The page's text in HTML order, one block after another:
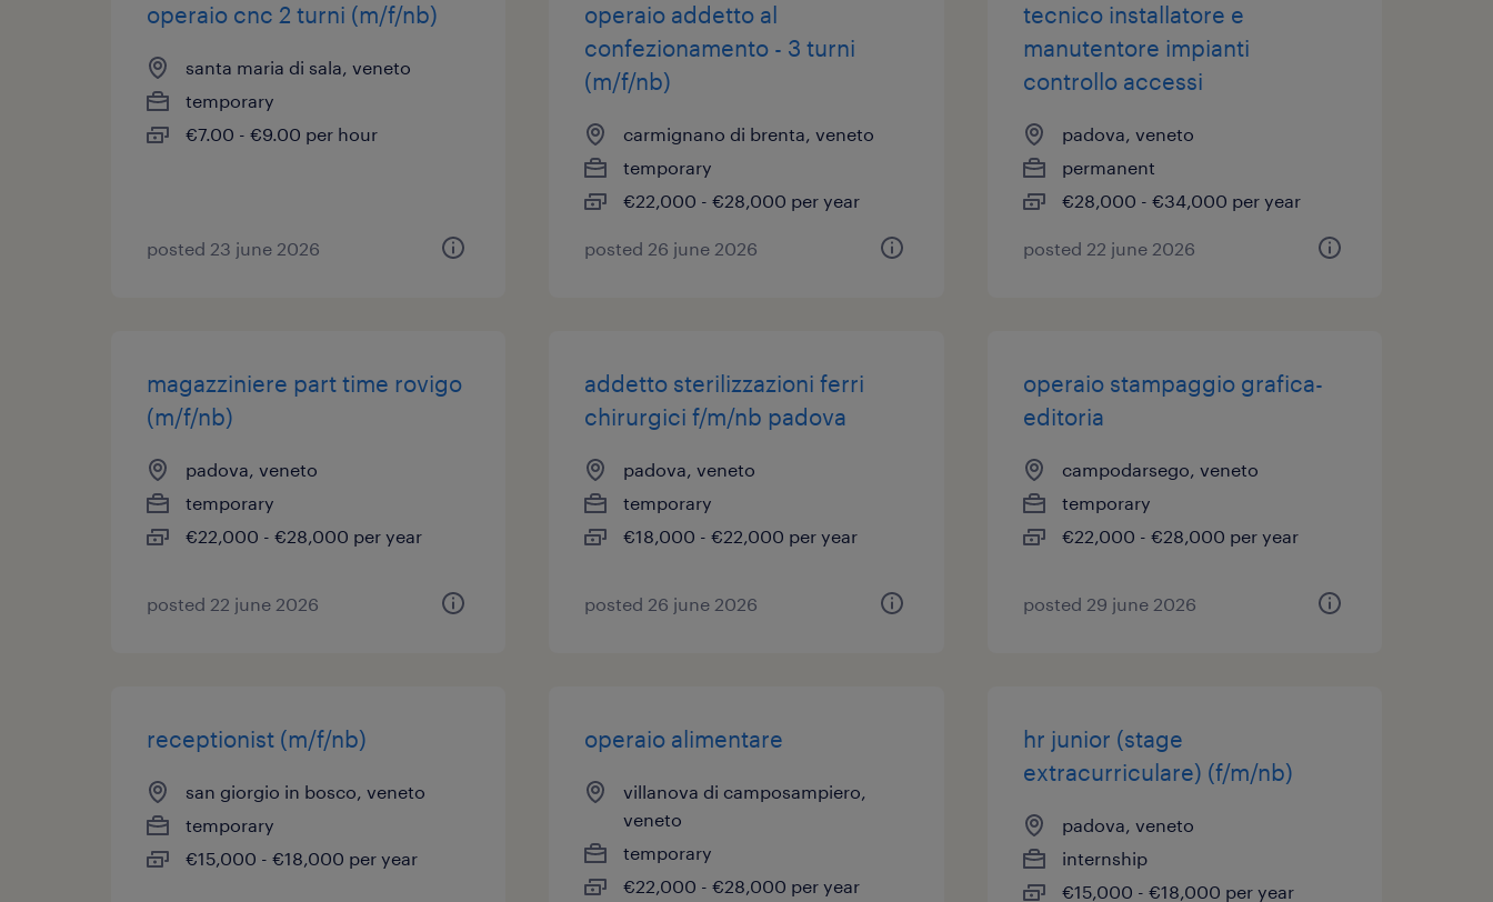
operaio cnc 2 turni (m/f/nb)
santa maria di sala, veneto
temporary
€7.00 - €9.00 per hour
posted 23 june 2026
operaio addetto al
confezionamento - 3 turni
(m/f/nb)
carmignano di brenta, veneto
temporary
€22,000 - €28,000 per year
posted 26 june 2026
tecnico installatore e
manutentore impianti
controllo accessi
padova, veneto
permanent
€28,000 - €34,000 per year
posted 22 june 2026
magazziniere part time rovigo
(m/f/nb)
padova, veneto
temporary
€22,000 - €28,000 per year
posted 22 june 2026
addetto sterilizzazioni ferri
chirurgici f/m/nb padova
padova, veneto
temporary
€18,000 - €22,000 per year
posted 26 june 2026
operaio stampaggio grafica-
editoria
campodarsego, veneto
temporary
€22,000 - €28,000 per year
posted 29 june 2026
receptionist (m/f/nb)
san giorgio in bosco, veneto
temporary
€15,000 - €18,000 per year
operaio alimentare
villanova di camposampiero,
veneto
temporary
€22,000 - €28,000 per year
hr junior (stage
extracurriculare) (f/m/nb)
padova, veneto
internship
€15,000 - €18,000 per year